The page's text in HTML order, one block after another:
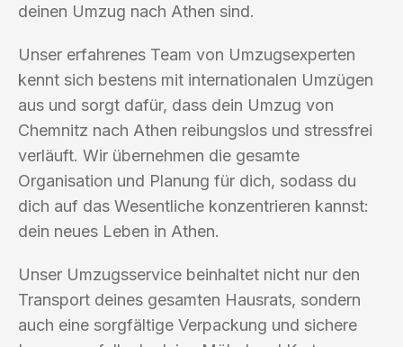
deinen Umzug nach Athen sind.
Unser erfahrenes Team von Umzugsexperten
kennt sich bestens mit internationalen Umzügen
aus und sorgt dafür, dass dein Umzug von
Chemnitz nach Athen reibungslos und stressfrei
verläuft. Wir übernehmen die gesamte
Organisation und Planung für dich, sodass du
dich auf das Wesentliche konzentrieren kannst:
dein neues Leben in Athen.
Unser Umzugsservice beinhaltet nicht nur den
Transport deines gesamten Hausrats, sondern
auch eine sorgfältige Verpackung und sichere